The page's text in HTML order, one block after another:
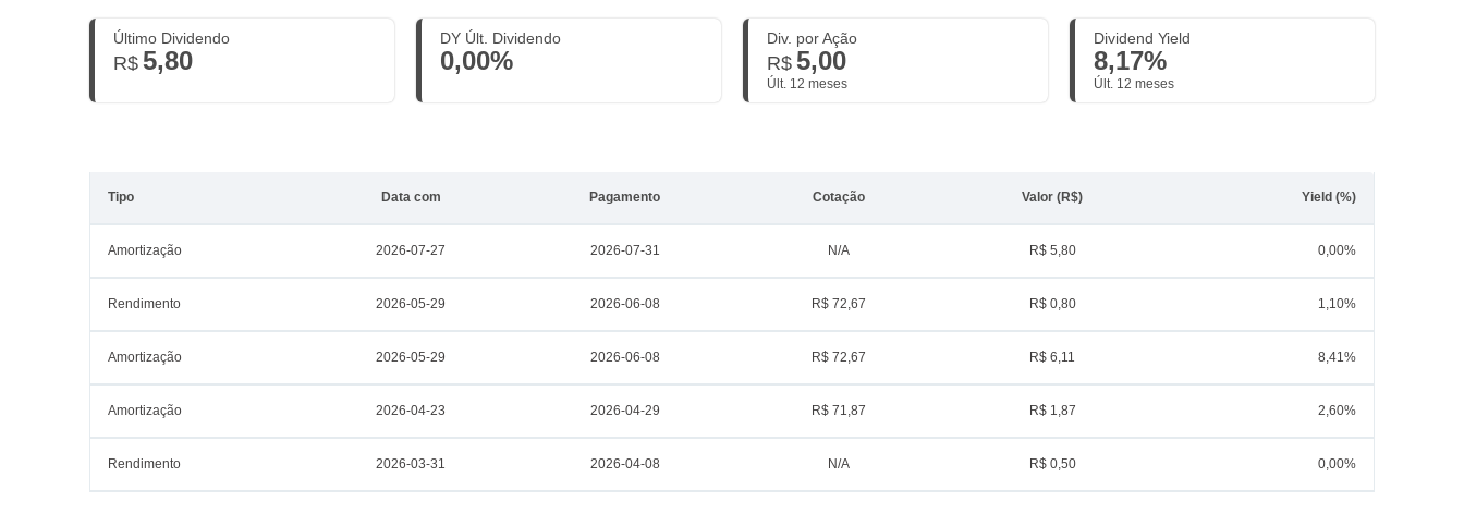
Último Dividendo
R$ 5,80
DY Últ. Dividendo
0,00%
Div. por Ação
R$ 5,00
Últ. 12 meses
Dividend Yield
8,17%
Últ. 12 meses
Tipo Data com Pagamento Cotação Valor (R$) Yield (%)
Amortização 2026-07-27 2026-07-31 N/A R$ 5,80 0,00%
Rendimento 2026-05-29 2026-06-08 R$ 72,67 R$ 0,80 1,10%
Amortização 2026-05-29 2026-06-08 R$ 72,67 R$ 6,11 8,41%
Amortização 2026-04-23 2026-04-29 R$ 71,87 R$ 1,87 2,60%
Rendimento 2026-03-31 2026-04-08 N/A R$ 0,50 0,00%